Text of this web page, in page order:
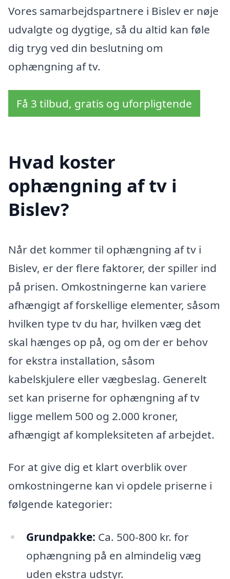
Vores samarbejdspartnere i Bislev er nøje
udvalgte og dygtige, så du altid kan føle
dig tryg ved din beslutning om
ophængning af tv.
Få 3 tilbud, gratis og uforpligtende
Hvad koster
ophængning af tv i
Bislev?
Når det kommer til ophængning af tv i
Bislev, er der flere faktorer, der spiller ind
på prisen. Omkostningerne kan variere
afhængigt af forskellige elementer, såsom
hvilken type tv du har, hvilken væg det
skal hænges op på, og om der er behov
for ekstra installation, såsom
kabelskjulere eller vægbeslag. Generelt
set kan priserne for ophængning af tv
ligge mellem 500 og 2.000 kroner,
afhængigt af kompleksiteten af arbejdet.
For at give dig et klart overblik over
omkostningerne kan vi opdele priserne i
følgende kategorier:
Grundpakke: Ca. 500-800 kr. for
ophængning på en almindelig væg
uden ekstra udstyr.